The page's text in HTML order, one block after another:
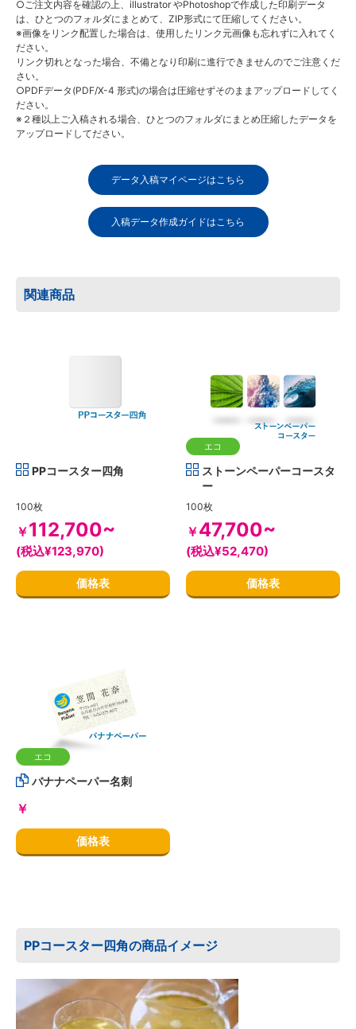
○ご注文内容を確認の上、illustrator やPhotoshopで作成した印刷データ
は、ひとつのフォルダにまとめて、ZIP形式にて圧縮してください。
※画像をリンク配置した場合は、使用したリンク元画像も忘れずに入れてく
ださい。
リンク切れとなった場合、不備となり印刷に進行できませんのでご注意くだ
さい。
○PDFデータ(PDF/X-4 形式)の場合は圧縮せずそのままアップロードしてく
ださい。
※２種以上ご入稿される場合、ひとつのフォルダにまとめ圧縮したデータを
アップロードしてださい。
データ入稿マイページはこちら
入稿データ作成ガイドはこちら
関連商品
PPコースター四角
100枚
￥112,700~
(税込¥123,970)
価格表
エコ
ストーンペーパーコースタ
ー
100枚
￥47,700~
(税込¥52,470)
価格表
エコ
バナナペーパー名刺
￥
価格表
PPコースター四角の商品イメージ